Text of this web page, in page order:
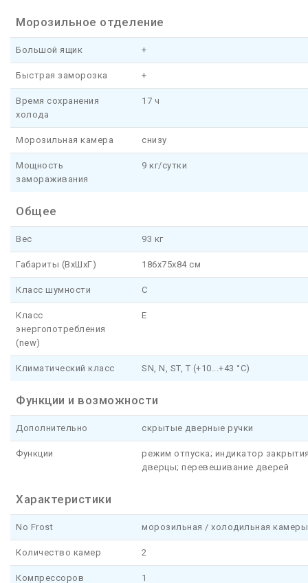
Морозильное отделение
Большой ящик +
Быстрая заморозка +
Время сохранения
холода
17 ч
Морозильная камера снизу
Мощность
замораживания
9 кг/сутки
Общее
Вес 93 кг
Габариты (ВхШхГ) 186х75х84 см
Класс шумности C
Класс
энергопотребления
(new)
E
Климатический класс SN, N, ST, T (+10...+43 °С)
Функции и возможности
Дополнительно скрытые дверные ручки
Функции
режим отпуска; индикатор
дверцы; перевешивание дверей
Характеристики
No Frost морозильная / холодильная камеры
Количество камер 2
Компрессоров 1